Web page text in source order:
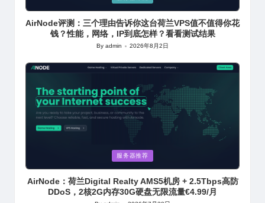
in
AirNode评测：三个理由告诉你这台荷兰VPS值不值得你花
钱？性能，网络，IP到底怎样？看看测试结果
Posted
Byadmin 2026年8月2日
in
服务器推荐
AirNode：荷兰Digital Realty AMS5机房 + 2.5Tbps高防
DDoS，2核2G内存30G硬盘无限流量€4.99/月